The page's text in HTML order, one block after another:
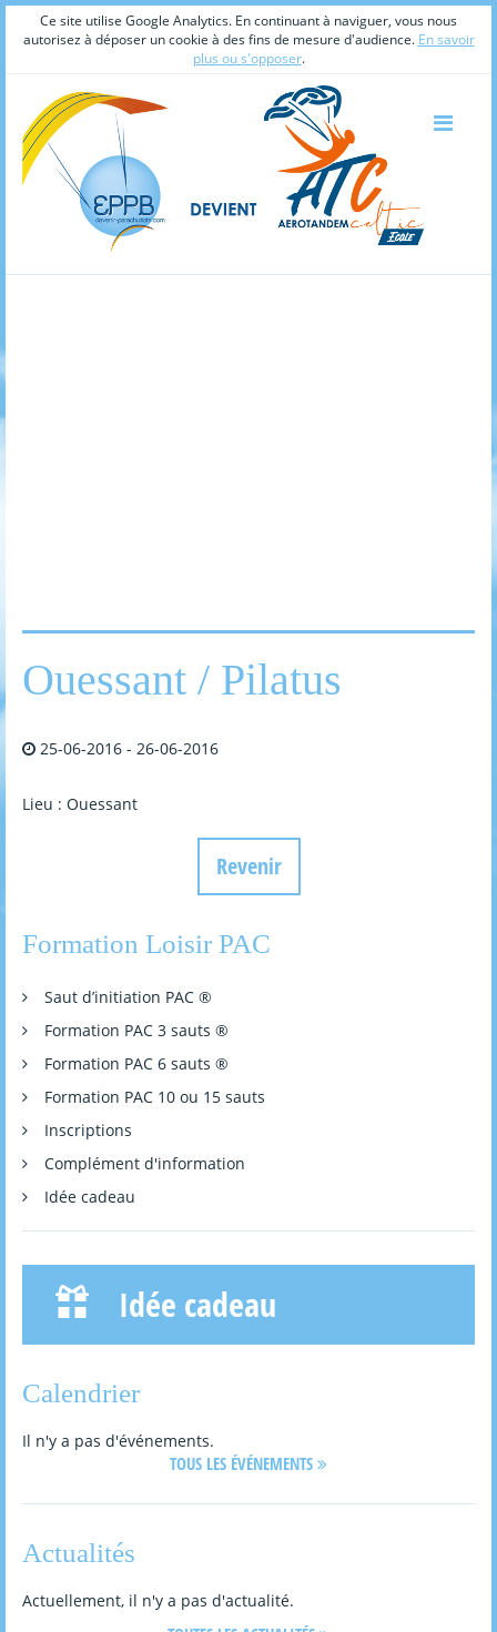
Ce site utilise Google Analytics. En continuant à naviguer, vous nous
autorisez à déposer un cookie à des fins de mesure d'audience. En savoir
plus ou s'opposer.
Ouessant / Pilatus
25-06-2016 - 26-06-2016
Lieu : Ouessant
Revenir
Formation Loisir PAC
Saut d’initiation PAC ®
Formation PAC 3 sauts ®
Formation PAC 6 sauts ®
Formation PAC 10 ou 15 sauts
Inscriptions
Complément d'information
Idée cadeau
Idée cadeau
Calendrier
Il n'y a pas d'événements.
TOUS LES ÉVÉNEMENTS
Actualités
Actuellement, il n'y a pas d'actualité.